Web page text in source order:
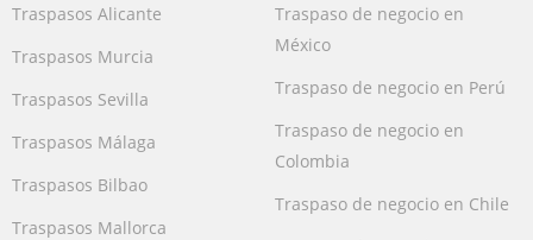
Traspasos Alicante
Traspasos Murcia
Traspasos Sevilla
Traspasos Málaga
Traspasos Bilbao
Traspasos Mallorca
Traspaso de negocio en
México
Traspaso de negocio en Perú
Traspaso de negocio en
Colombia
Traspaso de negocio en Chile